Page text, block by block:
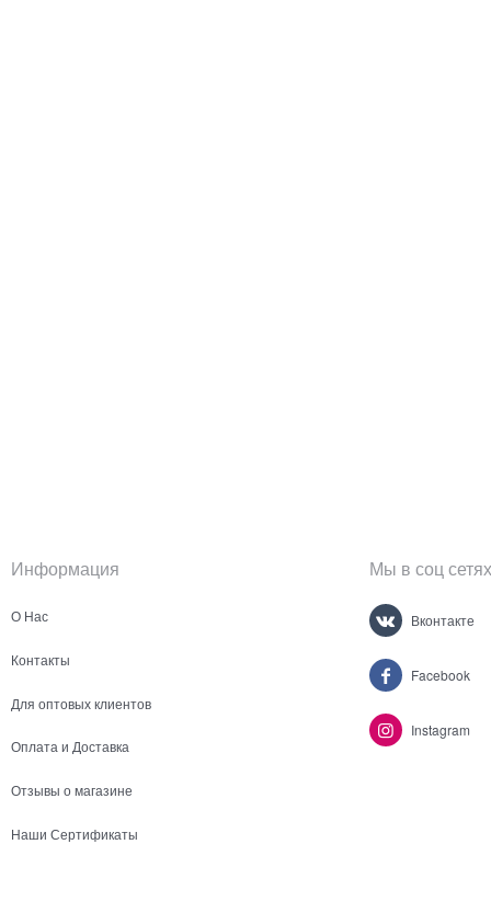
Информация
О Нас
Контакты
Для оптовых клиентов
Оплата и Доставка
Отзывы о магазине
Наши Сертификаты
Мы в соц сетях
Вконтакте
Facebook
Instagram